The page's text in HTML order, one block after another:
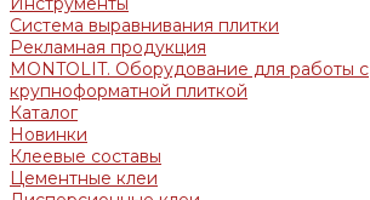
Система выравнивания плитки
Рекламная продукция
MONTOLIT. Оборудование для работы с
крупноформатной плиткой
Каталог
Новинки
Клеевые составы
Цементные клеи